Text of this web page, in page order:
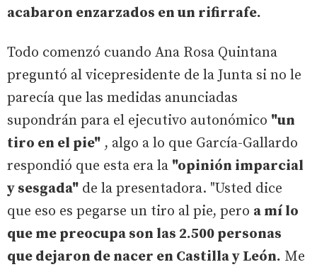
acabaron enzarzados en un rifirrafe.
Todo comenzó cuando Ana Rosa Quintana
preguntó al vicepresidente de la Junta si no le
parecía que las medidas anunciadas
supondrán para el ejecutivo autonómico "un
tiro en el pie" , algo a lo que García-Gallardo
respondió que esta era la "opinión imparcial
y sesgada" de la presentadora. "Usted dice
que eso es pegarse un tiro al pie, pero a mí lo
que me preocupa son las 2.500 personas
que dejaron de nacer en Castilla y León. Me